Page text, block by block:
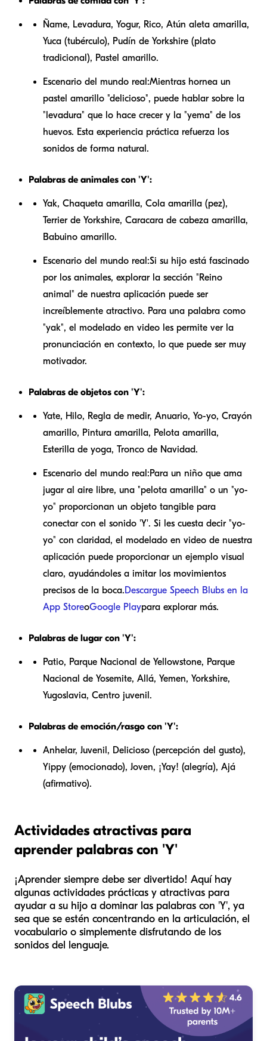
Ñame, Levadura, Yogur, Rico, Atún aleta amarilla,
Yuca (tubérculo), Pudín de Yorkshire (plato
tradicional), Pastel amarillo.
Escenario del mundo real:Mientras hornea un
pastel amarillo "delicioso", puede hablar sobre la
"levadura" que lo hace crecer y la "yema" de los
huevos. Esta experiencia práctica refuerza los
sonidos de forma natural.
Palabras de animales con 'Y':
Yak, Chaqueta amarilla, Cola amarilla (pez),
Terrier de Yorkshire, Caracara de cabeza amarilla,
Babuino amarillo.
Escenario del mundo real:Si su hijo está fascinado
por los animales, explorar la sección "Reino
animal" de nuestra aplicación puede ser
increíblemente atractivo. Para una palabra como
"yak", el modelado en video les permite ver la
pronunciación en contexto, lo que puede ser muy
motivador.
Palabras de objetos con 'Y':
Yate, Hilo, Regla de medir, Anuario, Yo-yo, Crayón
amarillo, Pintura amarilla, Pelota amarilla,
Esterilla de yoga, Tronco de Navidad.
Escenario del mundo real:Para un niño que ama
jugar al aire libre, una "pelota amarilla" o un "yo-
yo" proporcionan un objeto tangible para
conectar con el sonido 'Y'. Si les cuesta decir "yo-
yo" con claridad, el modelado en video de nuestra
aplicación puede proporcionar un ejemplo visual
claro, ayudándoles a imitar los movimientos
precisos de la boca.Descargue Speech Blubs en la
App StoreoGoogle Playpara explorar más.
Palabras de lugar con 'Y':
Patio, Parque Nacional de Yellowstone, Parque
Nacional de Yosemite, Allá, Yemen, Yorkshire,
Yugoslavia, Centro juvenil.
Palabras de emoción/rasgo con 'Y':
Anhelar, Juvenil, Delicioso (percepción del gusto),
Yippy (emocionado), Joven, ¡Yay! (alegría), Ajá
(afirmativo).
Actividades atractivas para
aprender palabras con 'Y'
¡Aprender siempre debe ser divertido! Aquí hay
algunas actividades prácticas y atractivas para
ayudar a su hijo a dominar las palabras con 'Y', ya
sea que se estén concentrando en la articulación, el
vocabulario o simplemente disfrutando de los
sonidos del lenguaje.